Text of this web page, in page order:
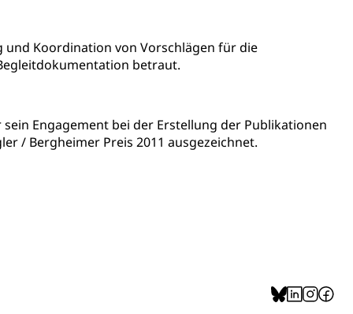
und Koordination von Vorschlägen für die
betraut.
Engagement bei der Erstellung der Publikationen
/ Bergheimer Preis 2011 ausgezeichnet.
Langsamverkehr, Transportmittel, Auto, Motorrad,